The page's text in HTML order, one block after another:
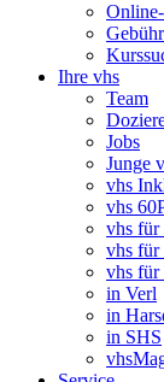
Ihre vhs
Team
Jobs
Junge
vhs
vhs
vhs für
vhs für
vhs für
in Verl
in
in SHS